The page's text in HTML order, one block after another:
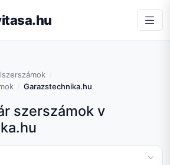
Garazstechnika.hu
szerszámok v